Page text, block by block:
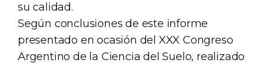
su calidad.
Según conclusiones de este informe
presentado en ocasión del XXX Congreso
Argentino de la Ciencia del Suelo, realizado